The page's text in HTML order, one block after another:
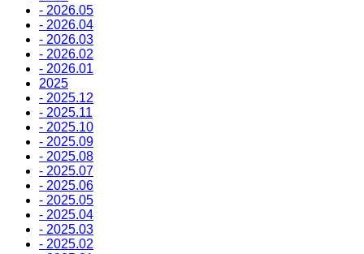
- 2026.05
- 2026.04
- 2026.03
- 2026.02
- 2026.01
2025
- 2025.12
- 2025.11
- 2025.10
- 2025.09
- 2025.08
- 2025.07
- 2025.06
- 2025.05
- 2025.04
- 2025.03
- 2025.02